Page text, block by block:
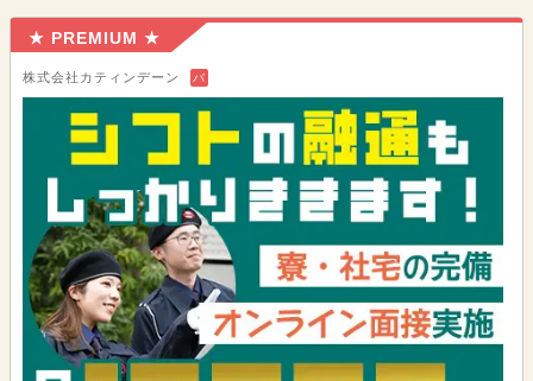
★ PREMIUM ★
株式会社カティンデーン バ